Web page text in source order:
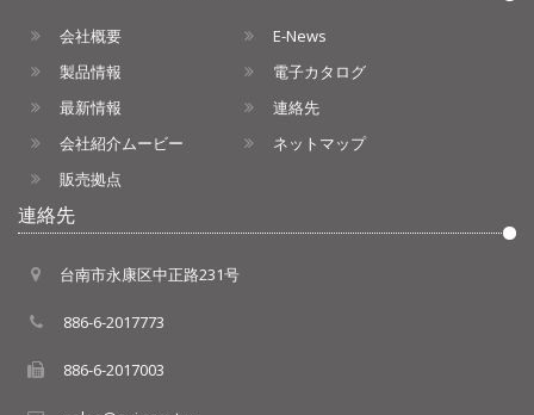
会社概要
製品情報
最新情報
会社紹介ムービー
販売拠点
E-News
電子カタログ
連絡先
ネットマップ
連絡先
台南市永康区中正路231号
886-6-2017773
886-6-2017003